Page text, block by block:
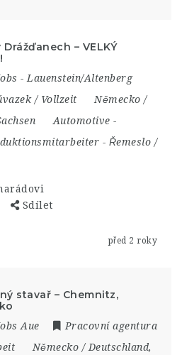
Drážďanech – VELKÝ
- Lauenstein/Altenberg
/ Vollzeit
Německo /
Automotive -
- Řemeslo /
Sdílet
před 2 roky
stavař – Chemnitz,
Aue
Pracovní agentura
Německo / Deutschland,